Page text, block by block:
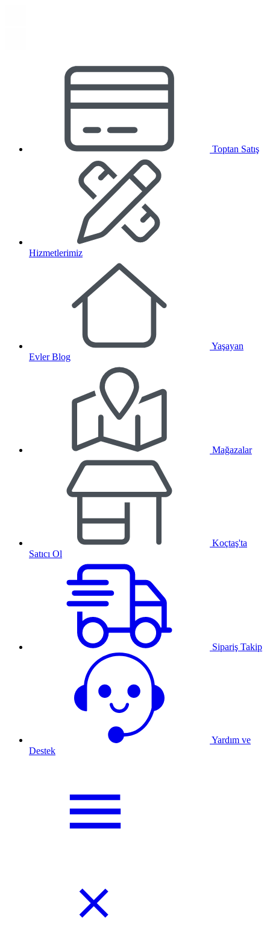
Toptan Satış
Hizmetlerimiz
Yaşayan
Evler Blog
Mağazalar
Koçtaş'ta
Satıcı Ol
Sipariş Takip
Yardım ve
Destek